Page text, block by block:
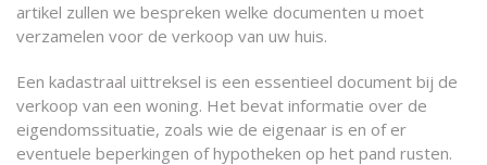
artikel zullen we bespreken welke documenten u moet
verzamelen voor de verkoop van uw huis.
Een kadastraal uittreksel is een essentieel document bij de
verkoop van een woning. Het bevat informatie over de
eigendomssituatie, zoals wie de eigenaar is en of er
eventuele beperkingen of hypotheken op het pand rusten.